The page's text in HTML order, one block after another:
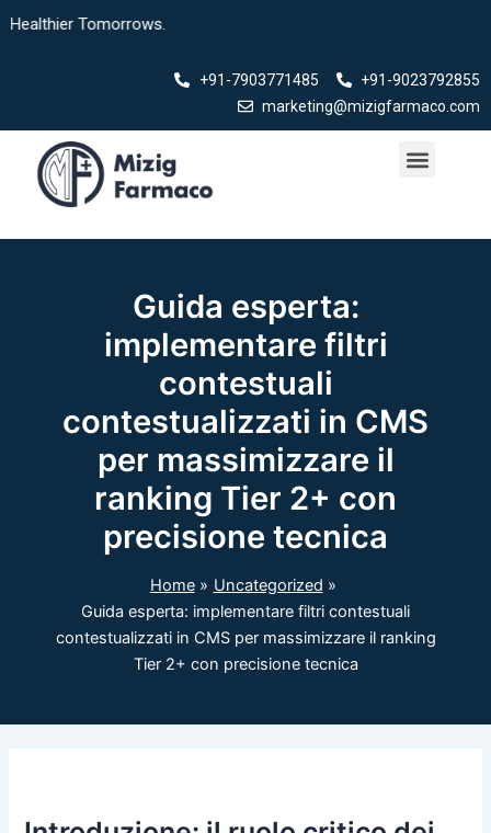
Tomorrows.
+91-7903771485
+91-9023792855
marketing@mizigfarmaco.com
Menu
Guida esperta:
implementare filtri
contestuali
contestualizzati in CMS
per massimizzare il
ranking Tier 2+ con
precisione tecnica
Home
Uncategorized
Guida esperta: implementare filtri contestuali
contestualizzati in CMS per massimizzare il ranking
Tier 2+ con precisione tecnica